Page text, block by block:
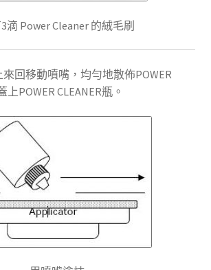
滴 Power Cleaner 的絨毛刷
回移動噴嘴，均勻地散佈POWER
上POWER CLEANER瓶。